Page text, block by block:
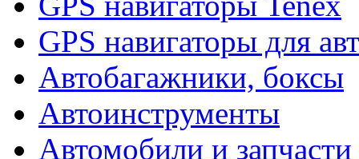
GPS навигаторы для
Автобагажники, боксы
Автоинструменты
Автомобили и запчасти